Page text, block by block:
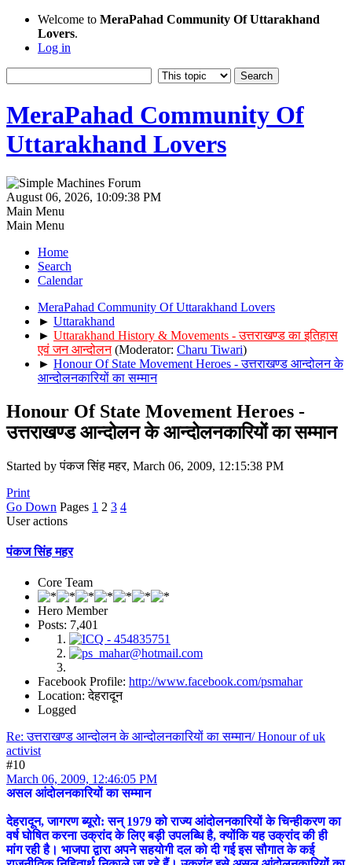
Welcome to MeraPahad Community Of Uttarakhand
Lovers.
Log in
MeraPahad Community Of
Uttarakhand Lovers
August 06, 2026, 10:09:38 PM
Main Menu
Main Menu
Home
Search
Calendar
MeraPahad Community Of Uttarakhand Lovers
► Uttarakhand
► Uttarakhand History & Movements - उत्तराखण्ड का इतिहास
एवं जन आन्दोलन (Moderator: Charu Tiwari)
► Honour Of State Movement Heroes - उत्तराखण्ड आन्दोलन के
आन्दोलनकारियों का सम्मान
Honour Of State Movement Heroes -
उत्तराखण्ड आन्दोलन के आन्दोलनकारियों का सम्मान
Started by पंकज सिंह महर, March 06, 2009, 12:15:38 PM
Print
Go Down Pages 1 2 3 4
User actions
पंकज सिंह महर
Core Team
Hero Member
Posts: 7,401
Facebook Profile: http://www.facebook.com/psmahar
Location: देहरादून
Logged
Re: उत्तराखण्ड आन्दोलन के आन्दोलनकारियों का सम्मान/ Honour of uk
activist
#10
March 06, 2009, 12:46:05 PM
असल आंदोलनकारियों का सम्मान
देहरादून, जागरण ब्यूरो: सन् 1979 को राज्य आंदोलनकारियों के चिन्हीकरण का
वर्ष घोषित करना उक्रांद के लिए बड़ी उपलब्धि है, क्योंकि यह उक्रांद की ही
मांग रही है। भाजपा द्वारा अपने सहयोगी दल को दी गई इस सौगात के कई